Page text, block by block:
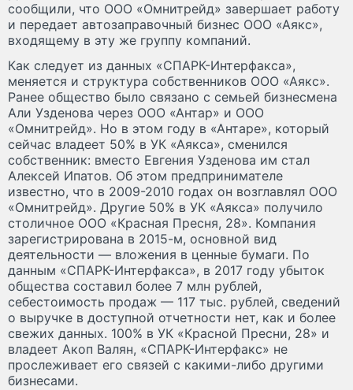
сообщили, что ООО «Омнитрейд» завершает работу
и передает автозаправочный бизнес ООО «Аякс»,
входящему в эту же группу компаний.
Как следует из данных «СПАРК-Интерфакса»,
меняется и структура собственников ООО «Аякс».
Ранее общество было связано с семьей бизнесмена
Али Узденова через ООО «Антар» и ООО
«Омнитрейд». Но в этом году в «Антаре», который
сейчас владеет 50% в УК «Аякса», сменился
собственник: вместо Евгения Узденова им стал
Алексей Ипатов. Об этом предпринимателе
известно, что в 2009-2010 годах он возглавлял ООО
«Омнитрейд». Другие 50% в УК «Аякса» получило
столичное ООО «Красная Пресня, 28». Компания
зарегистрирована в 2015-м, основной вид
деятельности — вложения в ценные бумаги. По
данным «СПАРК-Интерфакса», в 2017 году убыток
общества составил более 7 млн рублей,
себестоимость продаж — 117 тыс. рублей, сведений
о выручке в доступной отчетности нет, как и более
свежих данных. 100% в УК «Красной Пресни, 28» и
владеет Акоп Валян, «СПАРК-Интерфакс» не
прослеживает его связей с какими-либо другими
бизнесами.